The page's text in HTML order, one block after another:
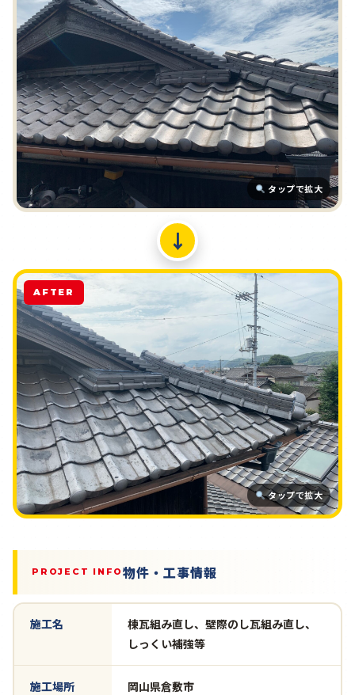
タップで拡大
↓
タップで拡大
AFTER
PROJECT INFO物件・工事情報
施工名
棟瓦組み直し、壁際のし瓦組み直し、
しっくい補強等
施工場所 岡山県倉敷市